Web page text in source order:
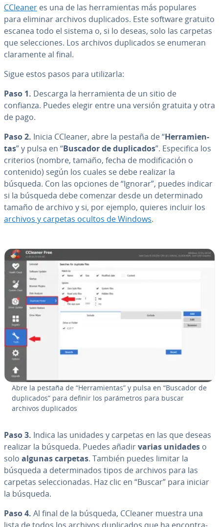
CCleaner es una de las he­rra­mie­n­tas más populares
para eliminar archivos du­pli­ca­dos. Este software gratuito
escanea todo el sistema o, si lo deseas, solo las carpetas
que se­le­c­cio­nes. Los archivos du­pli­ca­dos se enumeran
cla­ra­me­n­te al final.
Sigue estos pasos para uti­li­zar­la:
Paso 1. Descarga la he­rra­mie­n­ta de un sitio de
confianza. Puedes elegir entre una versión gratuita y otra
de pago.
Paso 2. Inicia CCleaner, abre la pestaña de “He­rra­mie­n­
tas” y pulsa en “Buscador de du­pli­ca­dos”. Es­pe­ci­fi­ca los
criterios (nombre, tamaño, fecha de mo­di­fi­ca­ción o
contenido) según los cuales se debe realizar la
búsqueda. Con las opciones de “Ignorar”, puedes indicar
si la búsqueda debe comenzar desde un de­te­r­mi­na­do
tamaño de archivo y si, por ejemplo, quieres incluir los
archivos y carpetas ocultos de Windows.
Abre la pestaña de “He­rra­mie­n­tas” y pulsa en “Buscador de
du­pli­ca­dos” para definir los pa­rá­me­tros para buscar
archivos du­pli­ca­dos
Paso 3. Indica las unidades y carpetas en las que deseas
realizar la búsqueda. Puedes añadirvarias unidades o
solo algunas carpetas. También puedes limitar la
búsqueda a de­te­r­mi­na­dos tipos de archivos para las
carpetas se­le­c­cio­na­das. Haz clic en “Buscar” para iniciar
la búsqueda.
Paso 4. Al final de la búsqueda, CCleaner muestra una